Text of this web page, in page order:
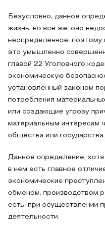
Безусловно, данное
жизнь, но все же, оно
неопределенное, поэтому
это умышленно
главой 22 Уголовного
экономическую
установленный законом
потребления
или создающие угрозу
материальным интересам
общества или государства.
Данное определение,
в нем есть главное
экономические
обменом, производством
есть, при осуществлении
деятельности.